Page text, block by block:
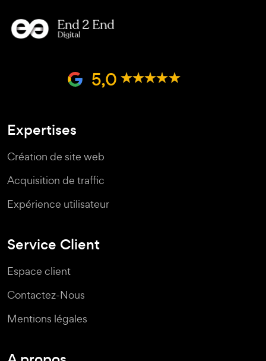
5,0
Expertises
Création de site web
Acquisition de traffic
Expérience utilisateur
Service Client
Espace client
Contactez-Nous
Mentions légales